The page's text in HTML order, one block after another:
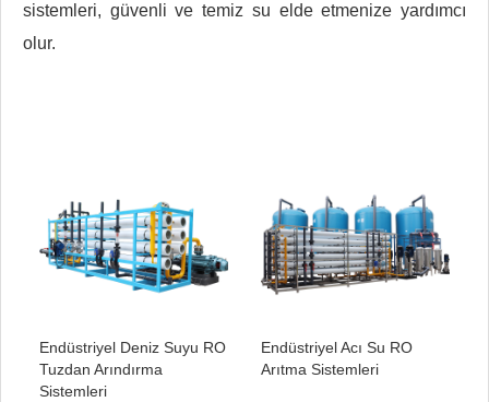
sistemleri, güvenli ve temiz su elde etmenize yardımcı
olur.
Endüstriyel Deniz Suyu RO
Tuzdan Arındırma
Sistemleri
Endüstriyel Acı Su RO
Arıtma Sistemleri